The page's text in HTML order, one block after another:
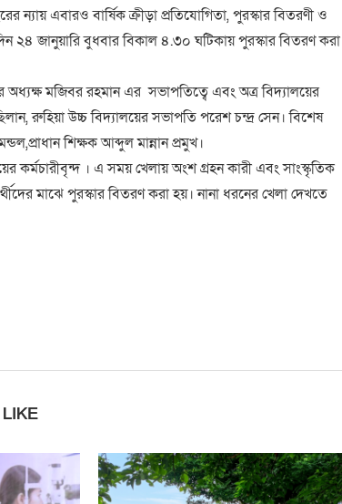
ন্যায় এবারও বার্ষিক ক্রীড়া প্রতিযোগিতা, পুরস্কার বিতরণী ও
২৪ জানুয়ারি বুধবার বিকাল ৪.৩০ ঘটিকায় পুরস্কার বিতরণ করা
অধ্যক্ষ মজিবর রহমান এর সভাপতিত্বে এবং অত্র বিদ্যালয়ের
রুহিয়া উচ্চ বিদ্যালয়ের সভাপতি পরেশ চন্দ্র সেন। বিশেষ
শিক্ষক আব্দুল মান্নান প্রমুখ।
কর্মচারীবৃন্দ । এ সময় খেলায় অংশ গ্রহন কারী এবং সাংস্কৃতিক
মাঝে পুরস্কার বিতরণ করা হয়। নানা ধরনের খেলা দেখতে